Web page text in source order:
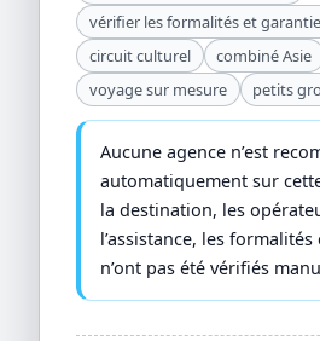
vérifier les formalités et
circuit culturel
combiné Asie
voyage sur mesure
petits
Aucune agence n’est
automatiquement sur
la destination, les
l’assistance, les
n’ont pas été vérifiés